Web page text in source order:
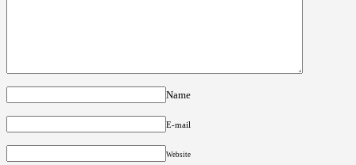
Name
E-mail
Website